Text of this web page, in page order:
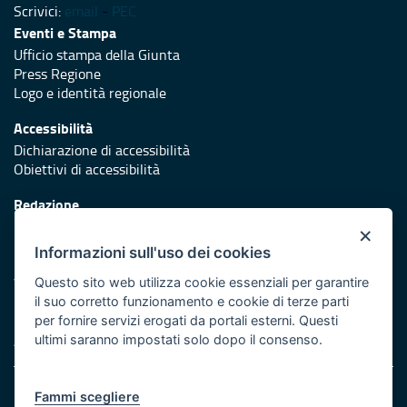
Scrivici: email - PEC
Eventi e Stampa
Ufficio stampa della Giunta
Press Regione
Logo e identità regionale
Accessibilità
Dichiarazione di accessibilità
Obiettivi di accessibilità
Redazione
Protezione civile
Vai al sito di Protezione Civile Puglia
Iniziativa finanziata con risorse del POR Puglia 2014/2020 -
Asse XI
Note legali
×
Informazioni sull'uso dei cookies
Questo sito web utilizza cookie essenziali per garantire
il suo corretto funzionamento e cookie di terze parti
per fornire servizi erogati da portali esterni. Questi
ultimi saranno impostati solo dopo il consenso.
Fammi scegliere